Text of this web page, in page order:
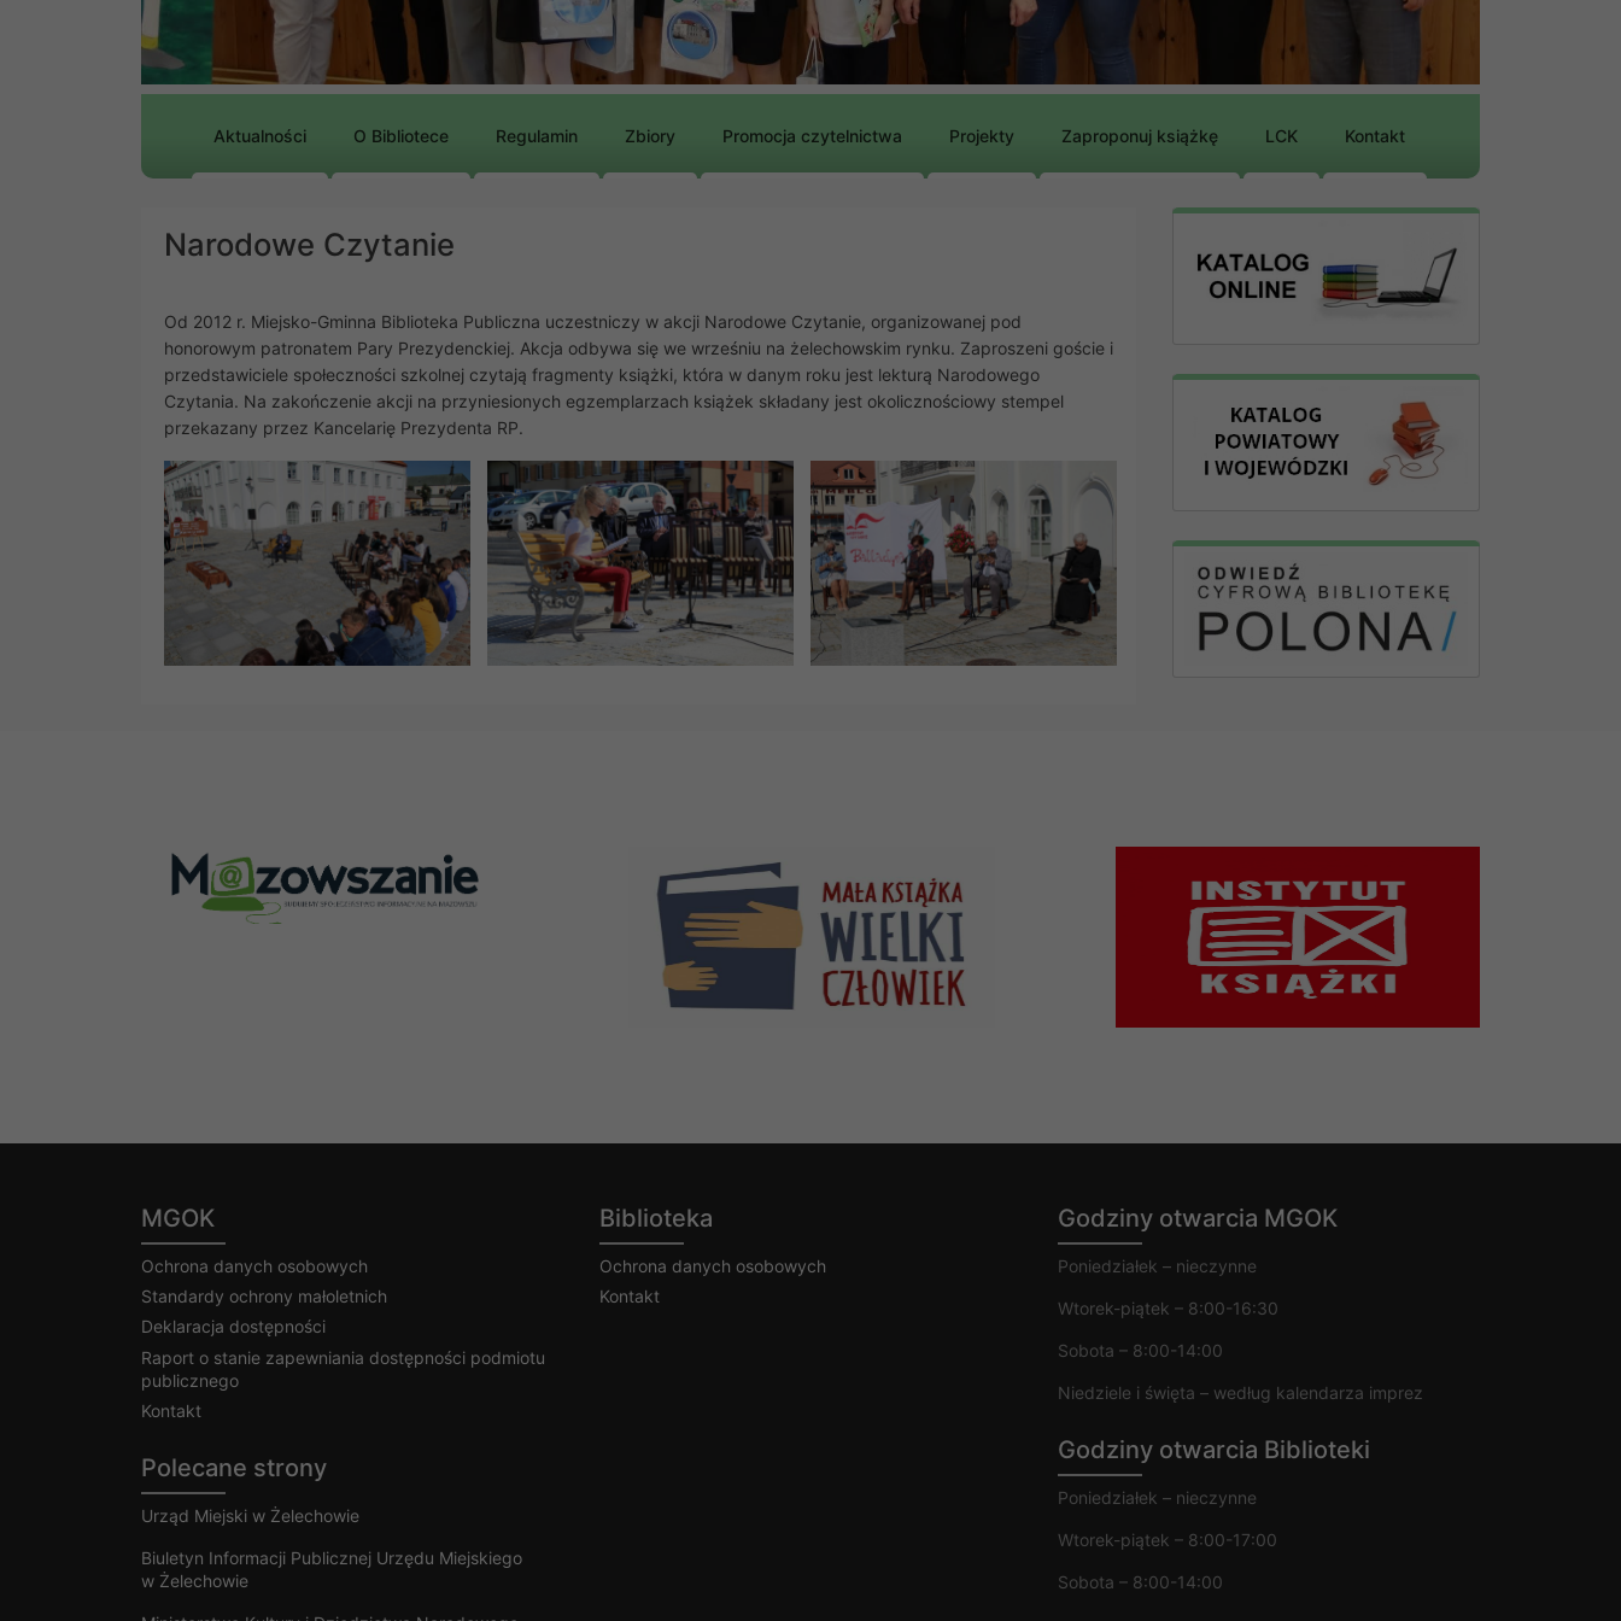
Aktualności O Bibliotece Regulamin Zbiory Promocja czytelnictwa Projekty Zaproponuj książkę LCK Kontakt
Narodowe Czytanie
Od 2012 r. Miejsko-Gminna Biblioteka Publiczna uczestniczy w akcji Narodowe Czytanie, organizowanej pod
honorowym patronatem Pary Prezydenckiej. Akcja odbywa się we wrześniu na żelechowskim rynku. Zaproszeni goście i
przedstawiciele społeczności szkolnej czytają fragmenty książki, która w danym roku jest lekturą Narodowego
Czytania. Na zakończenie akcji na przyniesionych egzemplarzach książek składany jest okolicznościowy stempel
przekazany przez Kancelarię Prezydenta RP.
MGOK
Ochrona danych osobowych
Standardy ochrony małoletnich
Deklaracja dostępności
Raport o stanie zapewniania dostępności podmiotu
publicznego
Kontakt
Polecane strony
Urząd Miejski w Żelechowie
Biuletyn Informacji Publicznej Urzędu Miejskiego
w Żelechowie
Biblioteka
Ochrona danych osobowych
Kontakt
Godziny otwarcia MGOK
Poniedziałek – nieczynne
Wtorek-piątek – 8:00-16:30
Sobota – 8:00-14:00
Niedziele i święta – według kalendarza imprez
Godziny otwarcia Biblioteki
Poniedziałek – nieczynne
Wtorek-piątek – 8:00-17:00
Sobota – 8:00-14:00